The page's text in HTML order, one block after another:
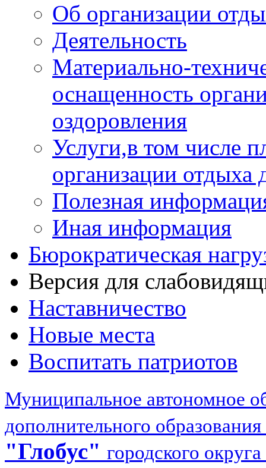
Об организации
Деятельность
Материально-
оснащенность
оздоровления
Услуги,в том числе
организации отдыха
Полезная
Иная информация
Бюрократическая
Версия для
Наставничество
Новые места
Воспитать патриотов
Муниципальное автономное
дополнительного образования
"Глобус" городского